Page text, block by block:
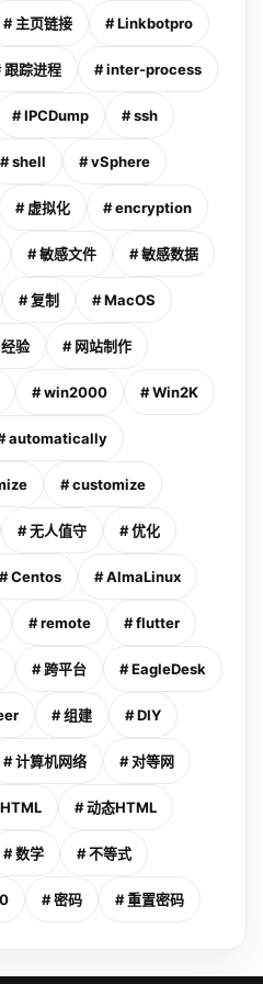
# 主页链接 # Linkbotpro
跟踪进程 # inter-process
# IPCDump # ssh
# shell # vSphere
# 虚拟化 # encryption
# 敏感文件 # 敏感数据
# 复制 # MacOS
验 # 网站制作
# win2000 # Win2K
automatically
# customize
# 无人值守 # 优化
# Centos # AlmaLinux
# remote # flutter
# 跨平台 # EagleDesk
# 组建 # DIY
# 计算机网络 # 对等网
# 动态HTML
# 数学 # 不等式
# 密码 # 重置密码